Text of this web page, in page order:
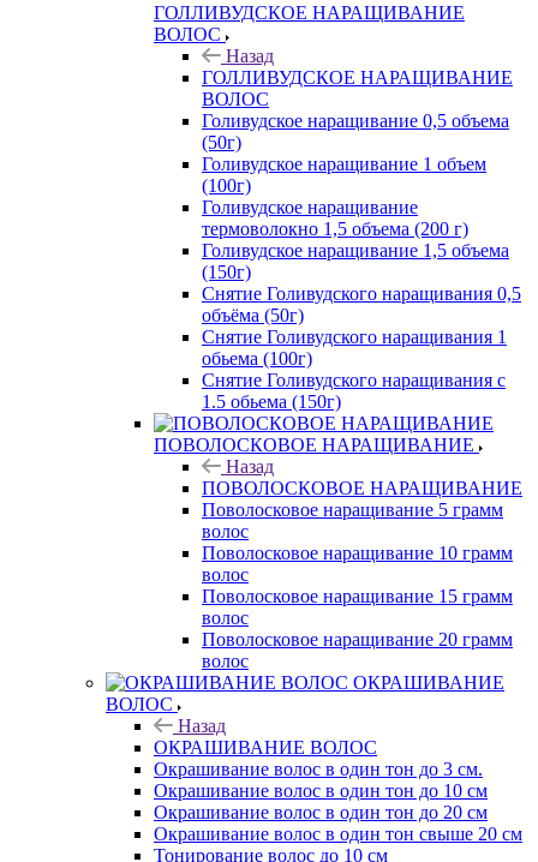
ГОЛЛИВУДСКОЕ НАРАЩИВАНИЕ
ВОЛОС
Назад
ГОЛЛИВУДСКОЕ НАРАЩИВАНИЕ
ВОЛОС
Голивудское наращивание 0,5 объема
(50г)
Голивудское наращивание 1 объем
(100г)
Голивудское наращивание
термоволокно 1,5 объема (200 г)
Голивудское наращивание 1,5 объема
(150г)
Снятие Голивудского наращивания 0,5
объёма (50г)
Снятие Голивудского наращивания 1
обьема (100г)
Снятие Голивудского наращивания с
1.5 обьема (150г)
ПОВОЛОСКОВОЕ НАРАЩИВАНИЕ
Назад
ПОВОЛОСКОВОЕ НАРАЩИВАНИЕ
Поволосковое наращивание 5 грамм
волос
Поволосковое наращивание 10 грамм
волос
Поволосковое наращивание 15 грамм
волос
Поволосковое наращивание 20 грамм
волос
ОКРАШИВАНИЕ
ВОЛОС
Назад
ОКРАШИВАНИЕ ВОЛОС
Окрашивание волос в один тон до 3 см.
Окрашивание волос в один тон до 10 см
Окрашивание волос в один тон до 20 см
Окрашивание волос в один тон свыше 20 см
Тонирование волос до 10 см